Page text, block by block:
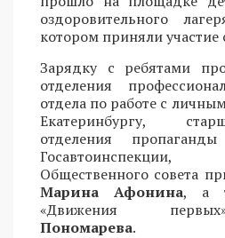
оздоровительного
котором приняли участие
Зарядку с ребятами
отделения
отдела по работе с
Екатеринбургу,
отделения
Госавтоинспекции,
Общественного совета
Марина Афонина, а
«Движения
Пономарева.